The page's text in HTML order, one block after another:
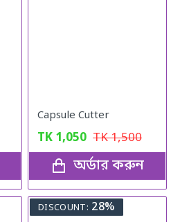
Capsule Cutter
TK 1,050 TK1,500
অর্ডার করুন
DISCOUNT: 28%